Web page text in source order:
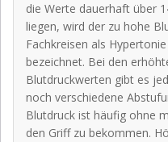
die Werte dauerhaft über
liegen, wird der zu hohe
Fachkreisen als Hypertonie
bezeichnet. Bei den
Blutdruckwerten gibt es
noch verschiedene
Blutdruck ist häufig ohne
den Griff zu bekommen.